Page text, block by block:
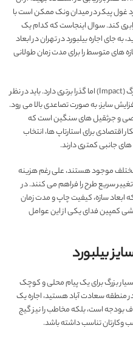
غول پیکر در میدان ونک ممکن است با
برابری کند. سوال اینجاست که کدام یک
جای اجاره بیلبورد در تهران در ابعاد
های متوسط را برای مدت زمان طولانی
تداوم نمایش (Frequency) اغلب بر ابعاد بزرگ (Impact) اما گذرا برتری دارد. باید در نظر
سایز، به صورت تصاعدی بالا می رود.
های تخصصی و جرثقیل های سنگین است که
اقتصادی برای استارتاپ ها، انتخاب
جانبی کمتری دارند.
موجود هستند، علی رغم هزینه
تغییر سریع طرح را فراهم می کنند. در
ابعاد سازه، کیفیت چاپ و مدت زمان
کمپین فدای یکی از این عوامل
بیلبورد
بزرگ برای یک پیام محلی و کوچک
منطقه سعادت آباد هستید، اجاره یک
اتلاف بودجه است، بلکه مخاطب را نیز گیج
وکارتان تناسب داشته باشد.